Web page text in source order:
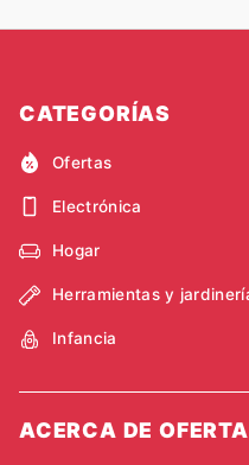
CATEGORÍAS
Ofertas
Electrónica
Hogar
Herramientas y
Infancia
ACERCA DE